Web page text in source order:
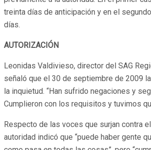
treinta días de anticipación y en el
días.
AUTORIZACIÓN
Leonidas Valdivieso, director del SAG
señaló que el 30 de septiembre de 2009
la inquietud. “Han sufrido negaciones y
Cumplieron con los requisitos y tuvimos
Respecto de las voces que surjan contra
autoridad indicó que “puede haber gente